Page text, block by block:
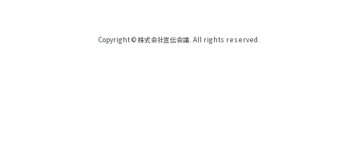
Copyright © 株式会社宣伝会議. All rights reserved.